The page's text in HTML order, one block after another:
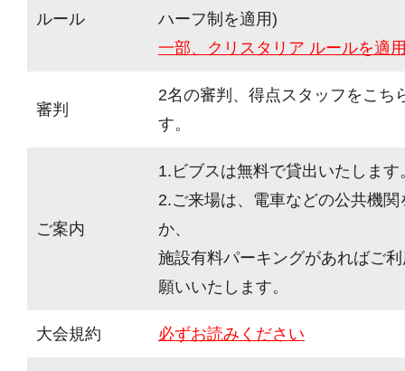
ルール
ハーフ制を適用)
一部、クリスタリア ルールを適
審判
2名の審判、得点スタッフをこち
す。
ご案内
1.ビブスは無料で貸出いたします
2.ご来場は、電車などの公共機
か、
施設有料パーキングがあればご
願いいたします。
大会規約 必ずお読みください